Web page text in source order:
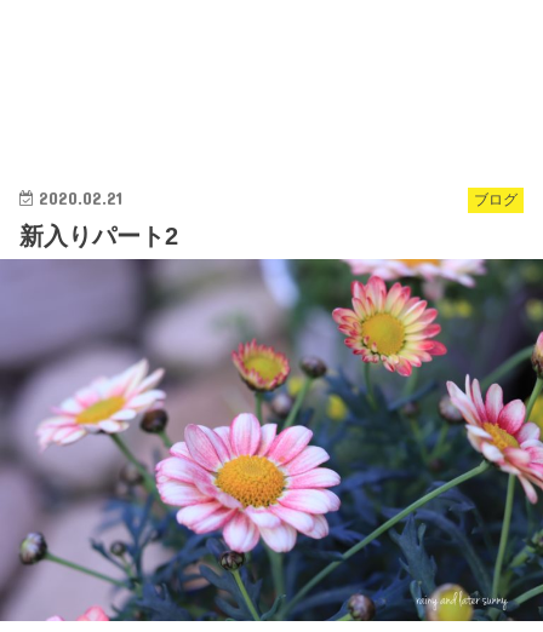
ブログ
2020.02.21
新入りパート2